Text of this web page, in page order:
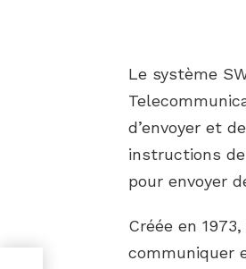
Le système
d’envoyer et
instructions
pour envoyer
Créée en
communiquer